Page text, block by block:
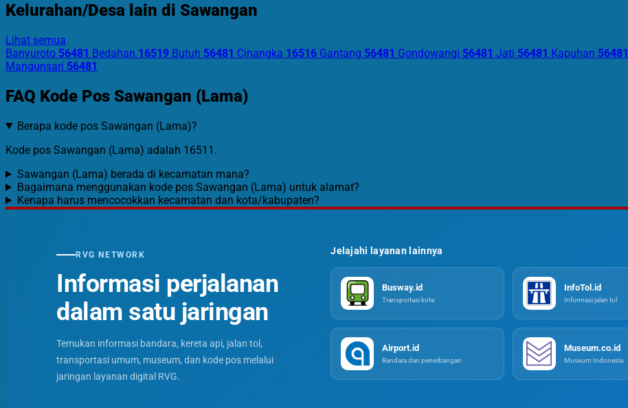
Kelurahan/Desa lain di Sawangan
Lihat semua
Banyuroto 56481 Bedahan 16519 Butuh 56481 Cinangka 16516 Gantang 56481 Gondowangi 56481 Jati 56481 Kapuhan 56481
Mangunsari 56481
FAQ Kode Pos Sawangan (Lama)
Berapa kode pos Sawangan (Lama)?
Kode pos Sawangan (Lama) adalah 16511.
Sawangan (Lama) berada di kecamatan mana?
Bagaimana menggunakan kode pos Sawangan (Lama) untuk alamat?
Kenapa harus mencocokkan kecamatan dan kota/kabupaten?
RVG NETWORK
Informasi perjalanan
dalam satu jaringan
Temukan informasi bandara, kereta api, jalan tol,
transportasi umum, museum, dan kode pos melalui
jaringan layanan digital RVG.
Jelajahi layanan lainnya
Busway.id
Transportasi kota
InfoTol.id
Informasi jalan tol
Airport.id
Bandara dan penerbangan
Museum.co.id
Museum Indonesia